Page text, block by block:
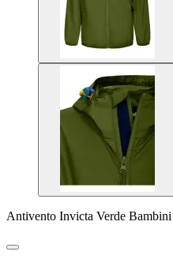
Antivento Invicta Verde